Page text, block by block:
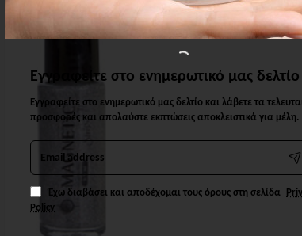
Εγγραφείτε στο ενημερωτικό μας δελτίο
Εγγραφείτε στο ενημερωτικό μας δελτίο και λάβετε τα
προσφορές και απολαύστε εκπτώσεις αποκλειστικά για μέλη.
Email
address
Έχω διαβάσει και αποδέχομαι τους όρους στη σελίδα
Policy